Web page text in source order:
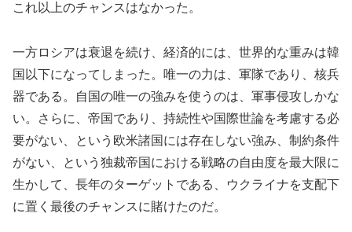
これ以上のチャンスはなかった。
一方ロシアは衰退を続け、経済的には、世界的な重みは韓
国以下になってしまった。唯一の力は、軍隊であり、核兵
器である。自国の唯一の強みを使うのは、軍事侵攻しかな
い。さらに、帝国であり、持続性や国際世論を考慮する必
要がない、という欧米諸国には存在しない強み、制約条件
がない、という独裁帝国における戦略の自由度を最大限に
生かして、長年のターゲットである、ウクライナを支配下
に置く最後のチャンスに賭けたのだ。